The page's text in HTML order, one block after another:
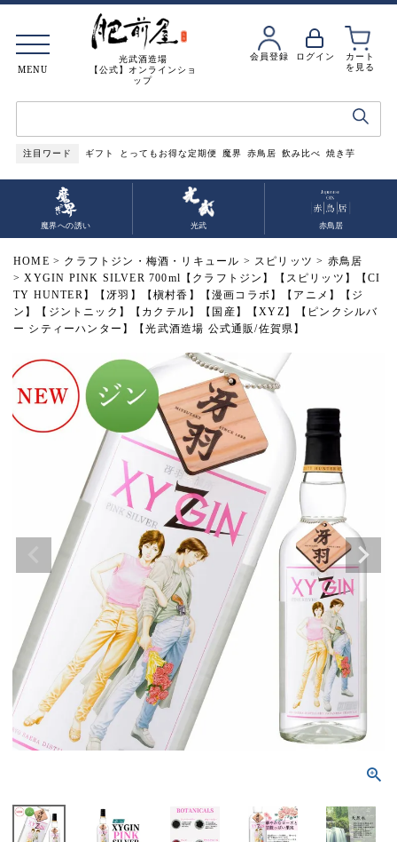
光武酒造場
【公式】オンラインショ
ップ
会員登録 ログイン
カート
を見る
注目ワード ギフト とってもお得な定期便 魔界 赤鳥居 飲み比べ 焼き芋
MENU
魔界への誘い 光武 赤鳥居
HOME クラフトジン・梅酒・リキュール スピリッツ
赤鳥居
XYGIN PINK SILVER 700ml【クラフトジン】【スピリッツ】【CI
TY HUNTER】【冴羽】【槇村香】【漫画コラボ】【アニメ】【ジ
ン】【ジントニック】【カクテル】【国産】【XYZ】【ピンクシルバ
ー シティーハンター】【光武酒造場 公式通販/佐賀県】